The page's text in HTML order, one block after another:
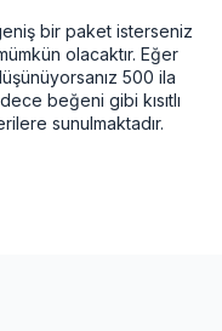
bir paket isterseniz
olacaktır. Eğer
500 ila
beğeni gibi kısıtlı
sunulmaktadır.